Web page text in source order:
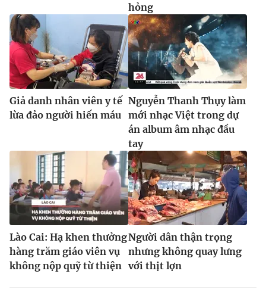
hỏng
Giả danh nhân viên y tế
lừa đảo người hiến máu
Nguyễn Thanh Thụy làm
mới nhạc Việt trong dự
án album âm nhạc đầu
tay
Lào Cai: Hạ khen thưởng
hàng trăm giáo viên vụ
không nộp quỹ từ thiện
Người dân thận trọng
nhưng không quay lưng
với thịt lợn